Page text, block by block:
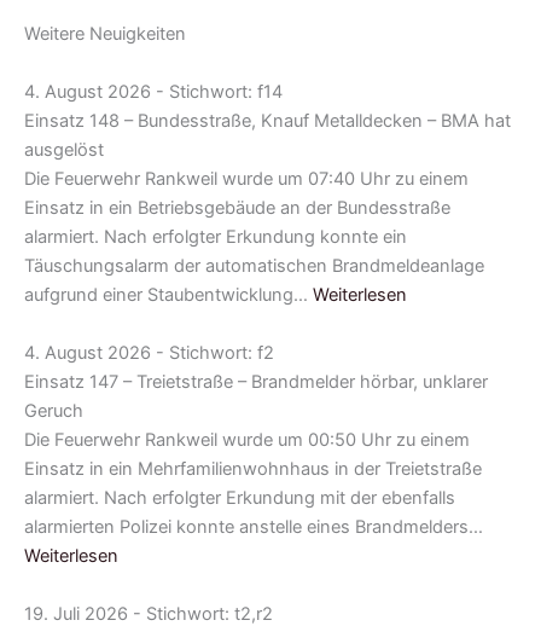
Weitere Neuigkeiten
4. August 2026 - Stichwort: f14
Einsatz 148 – Bundesstraße, Knauf Metalldecken – BMA hat
ausgelöst
Die Feuerwehr Rankweil wurde um 07:40 Uhr zu einem
Einsatz in ein Betriebsgebäude an der Bundesstraße
alarmiert. Nach erfolgter Erkundung konnte ein
Täuschungsalarm der automatischen Brandmeldeanlage
aufgrund einer Staubentwicklung… Weiterlesen
4. August 2026 - Stichwort: f2
Einsatz 147 – Treietstraße – Brandmelder hörbar, unklarer
Geruch
Die Feuerwehr Rankweil wurde um 00:50 Uhr zu einem
Einsatz in ein Mehrfamilienwohnhaus in der Treietstraße
alarmiert. Nach erfolgter Erkundung mit der ebenfalls
alarmierten Polizei konnte anstelle eines Brandmelders…
Weiterlesen
19. Juli 2026 - Stichwort: t2,r2